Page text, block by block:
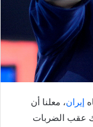
إيران، معلنا أن
عقب الضربات